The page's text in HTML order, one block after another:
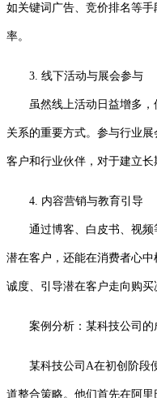
如关键词广告、竞价排名等
率。
3. 线下活动与展会参与
虽然线上活动日益增多，
关系的重要方式。参与行业
客户和行业伙伴，对于建立长
4. 内容营销与教育引导
通过博客、白皮书、视频
潜在客户，还能在消费者心
诚度、引导潜在客户走向购买
案例分析：某科技公司的
某科技公司A在初创阶段
道整合策略。他们首先在阿